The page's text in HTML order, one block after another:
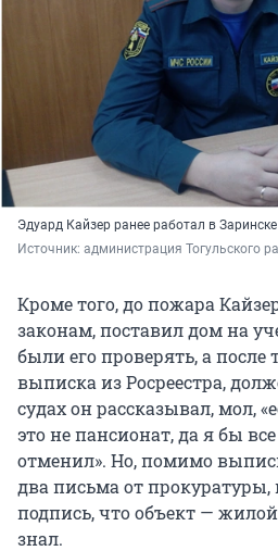
Эдуард Кайзер ранее работал в Заринске
Источник: администрация Тогульского
Кроме того, до пожара
законам, поставил дом на
были его проверять, а после
выписка из Росреестра,
судах он рассказывал, мол,
это не пансионат, да я бы
отменил». Но, помимо
два письма от прокуратуры,
подпись, что объект —
знал.